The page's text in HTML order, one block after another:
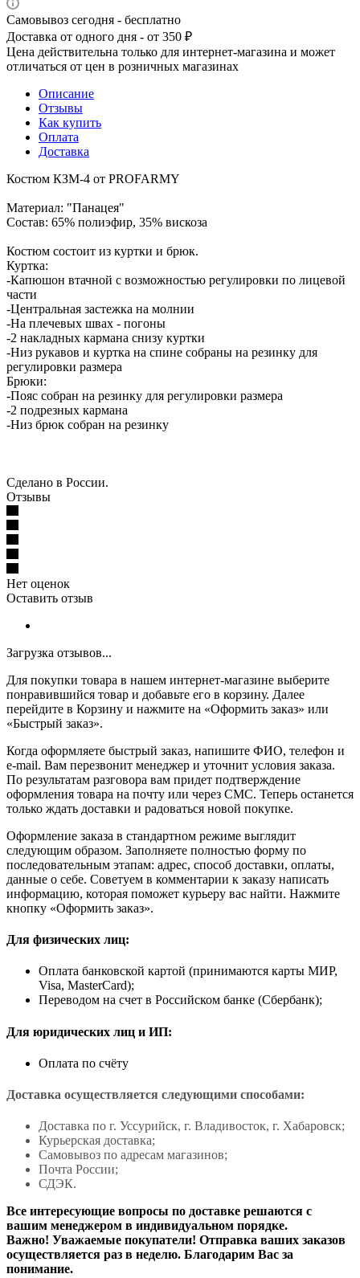
Самовывоз сегодня - бесплатно
Доставка от одного дня - от 350 ₽
Цена действительна только для интернет-магазина и может
отличаться от цен в розничных магазинах
Описание
Отзывы
Как купить
Оплата
Доставка
Костюм КЗМ-4 от PROFARMY
Материал: "Панацея"
Состав: 65% полиэфир, 35% вискоза
Костюм состоит из куртки и брюк.
Куртка:
-Капюшон втачной с возможностью регулировки по лицевой
части
-Центральная застежка на молнии
-На плечевых швах - погоны
-2 накладных кармана снизу куртки
-Низ рукавов и куртка на спине собраны на резинку для
регулировки размера
Брюки:
-Пояс собран на резинку для регулировки размера
-2 подрезных кармана
-Низ брюк собран на резинку
Сделано в России.
Отзывы
Нет оценок
Оставить отзыв
Загрузка отзывов...
Для покупки товара в нашем интернет-магазине выберите
понравившийся товар и добавьте его в корзину. Далее
перейдите в Корзину и нажмите на «Оформить заказ» или
«Быстрый заказ».
Когда оформляете быстрый заказ, напишите ФИО, телефон и
e-mail. Вам перезвонит менеджер и уточнит условия заказа.
По результатам разговора вам придет подтверждение
оформления товара на почту или через СМС. Теперь останется
только ждать доставки и радоваться новой покупке.
Оформление заказа в стандартном режиме выглядит
следующим образом. Заполняете полностью форму по
последовательным этапам: адрес, способ доставки, оплаты,
данные о себе. Советуем в комментарии к заказу написать
информацию, которая поможет курьеру вас найти. Нажмите
кнопку «Оформить заказ».
Для физических лиц:
Оплата банковской картой (принимаются карты МИР,
Visa, MasterCard);
Переводом на счет в Российском банке (Сбербанк);
Для юридических лиц и ИП:
Оплата по счёту
Доставка осуществляется следующими способами:
Доставка по г. Уссурийск, г. Владивосток, г. Хабаровск;
Курьерская доставка;
Самовывоз по адресам магазинов;
Почта России;
СДЭК.
Все интересующие вопросы по доставке решаются с
вашим менеджером в индивидуальном порядке.
Важно! Уважаемые покупатели! Отправка ваших заказов
осуществляется раз в неделю. Благодарим Вас за
понимание.